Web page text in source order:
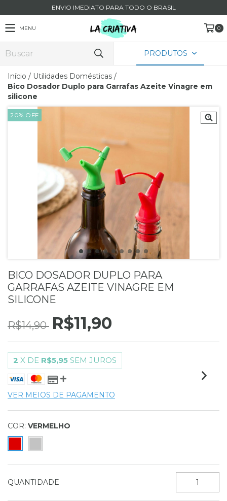
ENVIO IMEDIATO PARA TODO O BRASIL
MENU 0
PRODUTOS
Início / Utilidades Domésticas /
Bico Dosador Duplo para Garrafas Azeite Vinagre em
silicone
20% OFF
BICO DOSADOR DUPLO PARA
GARRAFAS AZEITE VINAGRE EM
SILICONE
R$14,90 R$11,90
2 X DE R$5,95 SEM JUROS
VER MEIOS DE PAGAMENTO
COR: VERMELHO
QUANTIDADE